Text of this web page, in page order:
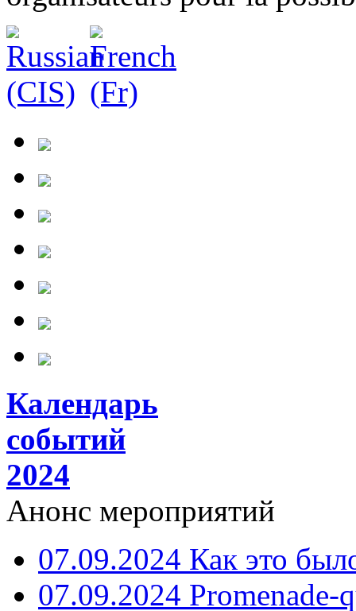
Календарь
событий
2024
Анонс мероприятий
07.09.2024 Как это
07.09.2024 Promenade-